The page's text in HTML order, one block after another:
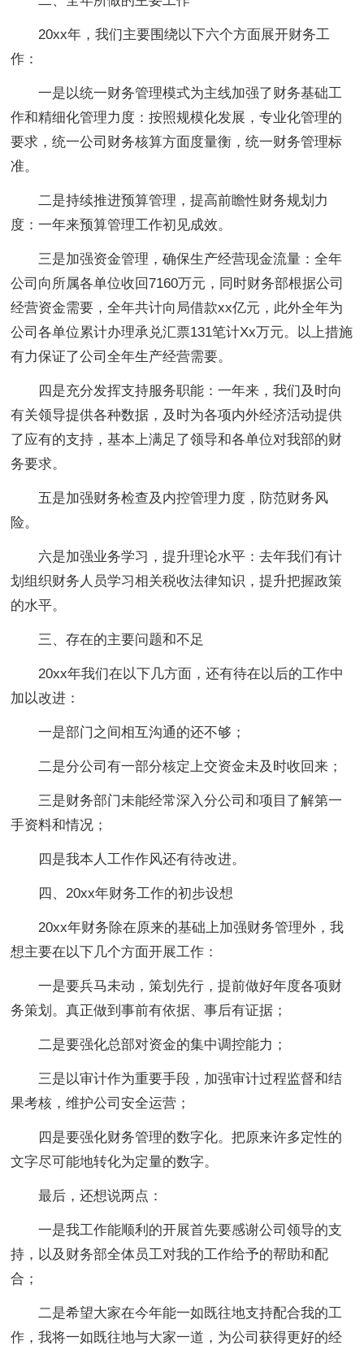
20xx年，我们主要围绕以下六个方面展开财务工
作：
一是以统一财务管理模式为主线加强了财务基础工
作和精细化管理力度：按照规模化发展，专业化管理的
要求，统一公司财务核算方面度量衡，统一财务管理标
准。
二是持续推进预算管理，提高前瞻性财务规划力
度：一年来预算管理工作初见成效。
三是加强资金管理，确保生产经营现金流量：全年
公司向所属各单位收回7160万元，同时财务部根据公司
经营资金需要，全年共计向局借款xx亿元，此外全年为
公司各单位累计办理承兑汇票131笔计Xx万元。以上措施
有力保证了公司全年生产经营需要。
四是充分发挥支持服务职能：一年来，我们及时向
有关领导提供各种数据，及时为各项内外经济活动提供
了应有的支持，基本上满足了领导和各单位对我部的财
务要求。
五是加强财务检查及内控管理力度，防范财务风
险。
六是加强业务学习，提升理论水平：去年我们有计
划组织财务人员学习相关税收法律知识，提升把握政策
的水平。
三、存在的主要问题和不足
20xx年我们在以下几方面，还有待在以后的工作中
加以改进：
一是部门之间相互沟通的还不够；
二是分公司有一部分核定上交资金未及时收回来；
三是财务部门未能经常深入分公司和项目了解第一
手资料和情况；
四是我本人工作作风还有待改进。
四、20xx年财务工作的初步设想
20xx年财务除在原来的基础上加强财务管理外，我
想主要在以下几个方面开展工作：
一是要兵马未动，策划先行，提前做好年度各项财
务策划。真正做到事前有依据、事后有证据；
二是要强化总部对资金的集中调控能力；
三是以审计作为重要手段，加强审计过程监督和结
果考核，维护公司安全运营；
四是要强化财务管理的数字化。把原来许多定性的
文字尽可能地转化为定量的数字。
最后，还想说两点：
一是我工作能顺利的开展首先要感谢公司领导的支
持，以及财务部全体员工对我的工作给予的帮助和配
合；
二是希望大家在今年能一如既往地支持配合我的工
作，我将一如既往地与大家一道，为公司获得更好的经